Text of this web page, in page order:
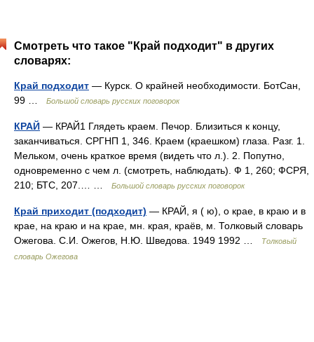
Смотреть что такое "Край подходит" в других
словарях:
Край подходит — Курск. О крайней необходимости. БотСан,
99 …
Большой словарь русских поговорок
КРАЙ — КРАЙ1 Глядеть краем. Печор. Близиться к концу,
заканчиваться. СРГНП 1, 346. Краем (краешком) глаза. Разг. 1.
Мельком, очень краткое время (видеть что л.). 2. Попутно,
одновременно с чем л. (смотреть, наблюдать). Ф 1, 260; ФСРЯ,
210; БТС, 207.… …
Большой словарь русских поговорок
Край приходит (подходит) — КРАЙ, я ( ю), о крае, в краю и в
крае, на краю и на крае, мн. края, краёв, м. Толковый словарь
Ожегова. С.И. Ожегов, Н.Ю. Шведова. 1949 1992 …
Толковый
словарь Ожегова